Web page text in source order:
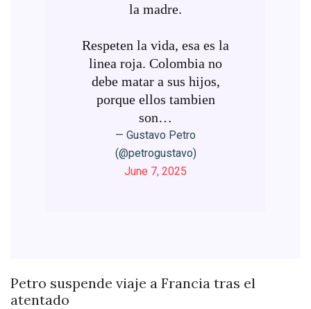
la madre.
Respeten la vida, esa es la
linea roja. Colombia no
debe matar a sus hijos,
porque ellos tambien
son…
— Gustavo Petro
(@petrogustavo)
June 7, 2025
Petro suspende viaje a Francia tras el
atentado